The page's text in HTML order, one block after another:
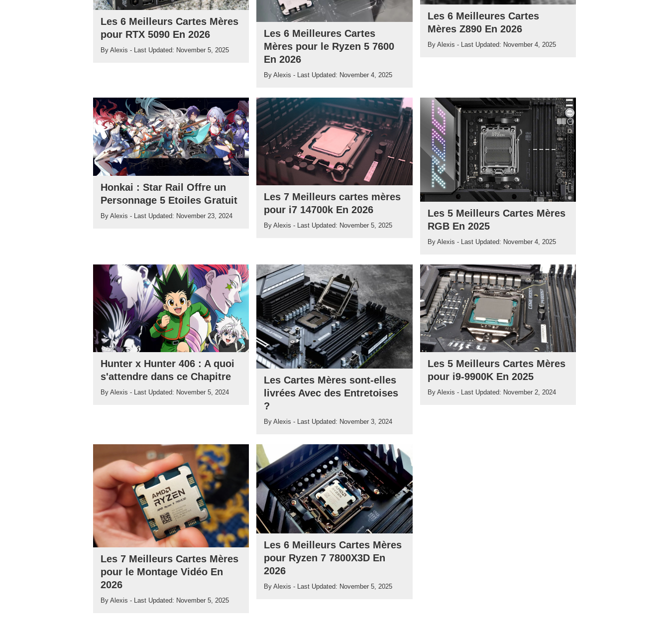
Les 6 Meilleurs Cartes Mères
pour RTX 5090 En 2026
By Alexis - Last Updated: November 5, 2025
Les 6 Meilleures Cartes
Mères pour le Ryzen 5 7600
En 2026
ByAlexis- Last Updated: November 4, 2025
Les 6 Meilleures Cartes
Mères Z890 En 2026
By Alexis - Last Updated: November 4, 2025
Honkai : Star Rail Offre un
Personnage 5 Etoiles Gratuit
By Alexis - Last Updated: November 23, 2024
Les 7 Meilleurs cartes mères
pour i7 14700k En 2026
ByAlexis- Last Updated: November 5, 2025
Les 5 Meilleurs Cartes Mères
RGB En 2025
By Alexis - Last Updated: November 4, 2025
Hunter x Hunter 406 : A quoi
s'attendre dans ce Chapitre
By Alexis - Last Updated: November 5, 2024
Les Cartes Mères sont-elles
livrées Avec des Entretoises
?
ByAlexis- Last Updated: November 3, 2024
Les 5 Meilleurs Cartes Mères
pour i9-9900K En 2025
By Alexis - Last Updated: November 2, 2024
Les 7 Meilleurs Cartes Mères
pour le Montage Vidéo En
2026
By Alexis - Last Updated: November 5, 2025
Les 6 Meilleurs Cartes Mères
pour Ryzen 7 7800X3D En
2026
ByAlexis- Last Updated: November 5, 2025